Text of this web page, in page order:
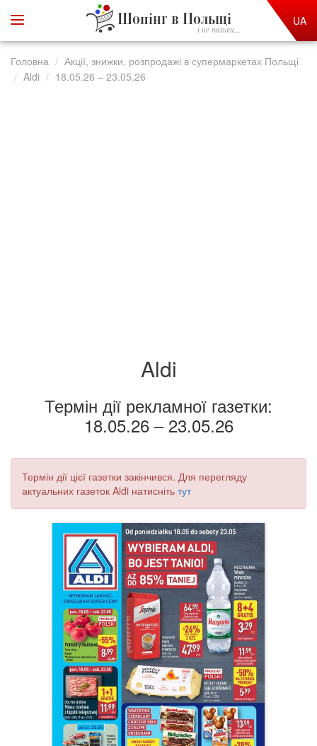
Шопінг в Польщі
і не тільки...
UA
Головна
Акції, знижки, розпродажі в супермаркетах Польщі
Aldi
18.05.26 – 23.05.26
Aldi
Термін дії рекламної газетки:
18.05.26 – 23.05.26
Термін дії цієї газетки закінчився. Для перегляду
актуальних газеток Aldi натисніть тут